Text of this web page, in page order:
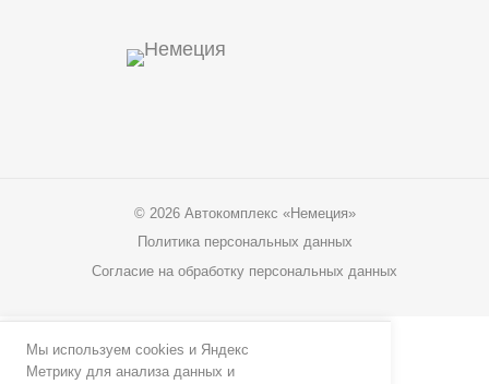
© 2026 Автокомплекс «Немеция»
Политика персональных данных
Согласие на обработку персональных данных
Написать в MAX
© 2026 Автокомплекс «Немеция»
Мы используем cookies и Яндекс
Метрику для анализа данных и